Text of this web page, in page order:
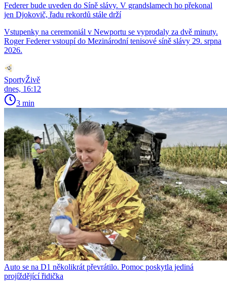
Federer bude uveden do Síně slávy. V grandslamech ho překonal
jen Djokovič, řadu rekordů stále drží
Vstupenky na ceremoniál v Newportu se vyprodaly za dvě minuty.
Roger Federer vstoupí do Mezinárodní tenisové síně slávy 29. srpna
2026.
SportyŽivě
dnes, 16:12
3 min
Auto se na D1 několikrát převrátilo. Pomoc poskytla jediná
projíždějící řidička